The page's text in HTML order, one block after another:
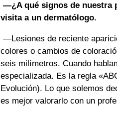
—¿A qué signos de nuestra
visita a un dermatólogo.
—Lesiones de reciente
colores o cambios de
seis milímetros. Cuando
especializada. Es la regla
Evolución). Lo que solemos
es mejor valorarlo con un